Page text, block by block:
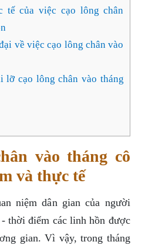
tế của việc cạo lông chân
về việc cạo lông chân vào
lỡ cạo lông chân vào tháng
vào tháng cô
và thực tế
niệm dân gian của người
thời điểm các linh hồn được
gian. Vì vậy, trong tháng